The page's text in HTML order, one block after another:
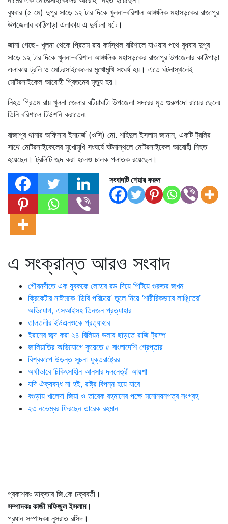
বুধবার (৫ মে) দুপুর সাড়ে ১২ টার দিকে খুলনা-বরিশাল আঞ্চলিক মহাসড়কের রাজাপুর
উপজেলার কাঠিপাড়া এলাকায় এ দুর্ঘটনা ঘটে।
জানা গেছে- খুলনা থেকে প্রিতম রায় কর্মস্থল বরিশালে যাওয়ার পথে বুধবার দুপুর
সাড়ে ১২ টার দিকে খুলনা-বরিশাল আঞ্চলিক মহাসড়কের রাজাপুর উপজেলার কাঠিপাড়া
এলাকায় ট্রলি ও মোটরসাইকেলের মুখোমুখি সংঘর্ষ হয়। এতে ঘটনাস্থলেই
মোটরসাইকেল আরোহী প্রিতমের মৃত্যু হয়।
নিহত প্রিতম রায় খুলনা জেলার বটিয়াঘাটা উপজেলা সদরের মৃত গুরুপদো রায়ের ছেলে৷
তিনি বরিশালে টিউশনি করাতেন৷
রাজাপুর থানার অফিসার ইনচার্জ (ওসি) মো. শহিদুল ইসলাম জানান, একটি ট্রলির
সাথে মোটরসাইকেলের মুখোমুখি সংঘর্ষে ঘটনাস্থলে মোটরসাইকেল আরোহী নিহত
হয়েছেন। ট্রলিটি জব্দ করা হলেও চালক পলাতক রয়েছেন।
সংবাদটি শেয়ার করুন
এ সংক্রান্ত আরও সংবাদ
গৌরনদীতে এক যুবককে লোহার রড দিয়ে পিটিয়ে গুরুতর জখম
ক্রিকেটার নাঈমকে ‘ডিবি পরিচয়ে’ তুলে নিয়ে ‘শারীরিকভাবে লাঞ্ছিতের’
অভিযোগ, এসআইসহ তিনজন প্রত্যাহার
তালতলীর ইউএনওকে প্রত্যাহার
ইরানের জব্দ করা ২৪ বিলিয়ন ডলার ছাড়তে রাজি ট্রাম্প
জালিয়াতির অভিযোগে কুয়েতে ৫ বাংলাদেশি গ্রেপ্তার
বিশ্বকাপে উড়ন্ত সূচনা যুক্তরাষ্ট্রের
অর্থাভাবে চিকিৎসাহীন আনসার দলনেত্রী আয়শা
যদি ঐক্যবদ্ধ না হই, রাষ্ট্র বিপন্ন হয়ে যাবে
বগুড়ায় খালেদা জিয়া ও তারেক রহমানের পক্ষে মনোনয়নপত্র সংগ্রহ
২৩ নভেম্বর ফিরছেন তারেক রহমান
প্রকাশকঃ ডাক্তার জি.কে চক্রবর্তী।
সম্পাদকঃ কাজী মফিজুল ইসলাম।
প্রধান সম্পাদকঃ নুসরাত রসিদ।